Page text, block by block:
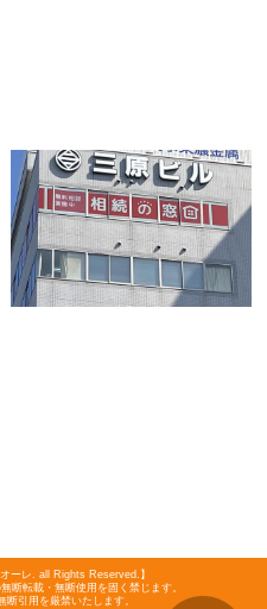
ーレ. all Rights Reserved.】
断転載・無断使用を固く禁じます。
引用を厳禁いたします。